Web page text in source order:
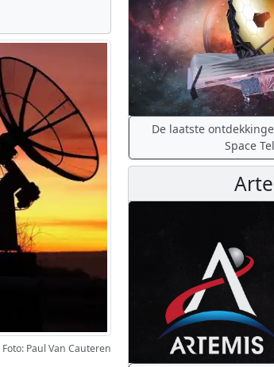
Foto: Paul Van Cauteren
De laatste
Space